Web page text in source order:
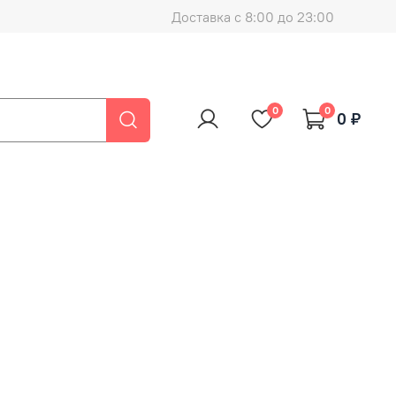
Доставка с 8:00 до 23:00
0 0 0 ₽